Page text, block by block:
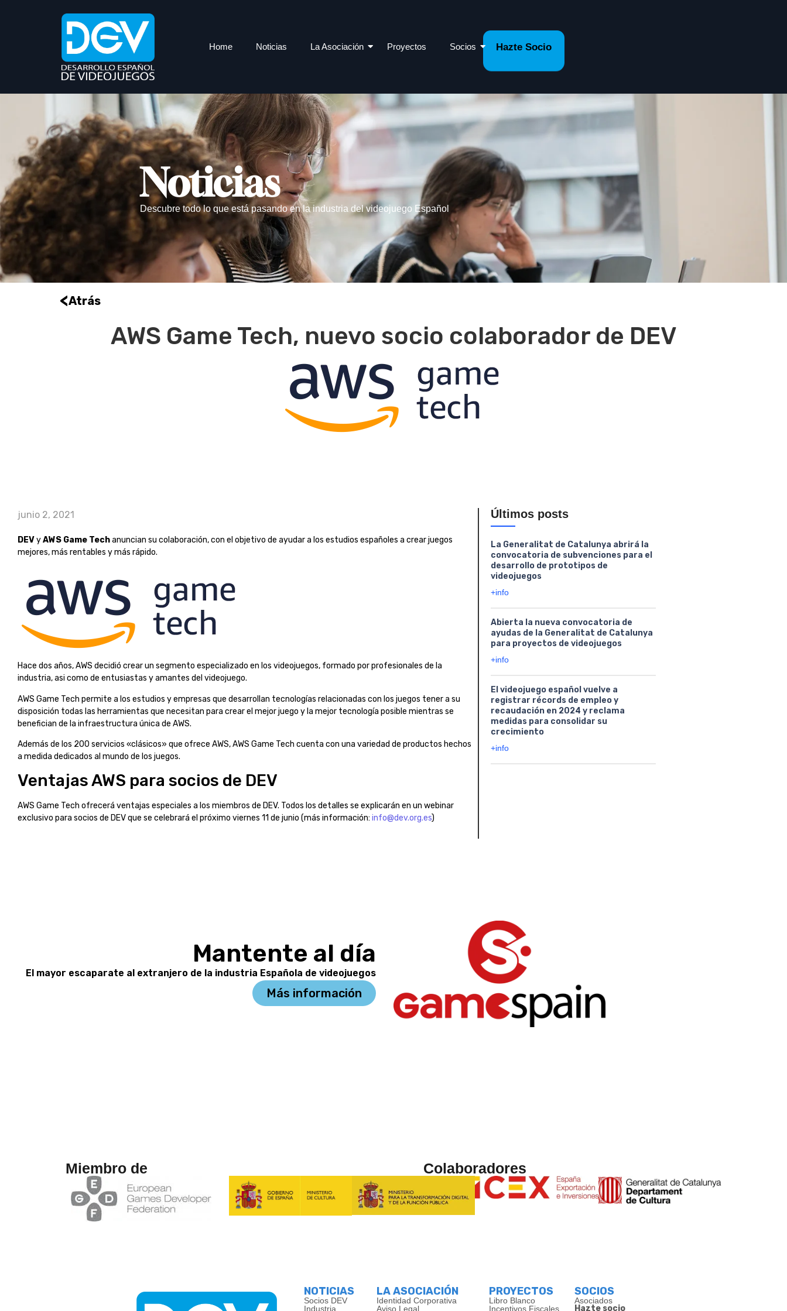
Home Noticias La Asociación Proyectos Socios Hazte Socio
Noticias
Descubre todo lo que está pasando en la industria del videojuego Español
<Atrás
AWS Game Tech, nuevo socio colaborador de DEV
junio 2, 2021
DEVyAWS Game Techanuncian su colaboración, con el objetivo de ayudar a los estudios españoles a crear juegos
mejores, más rentables y más rápido.
Hace dos años, AWS decidió crear un segmento especializado en los videojuegos, formado por profesionales de la
industria, asi como de entusiastas y amantes del videojuego.
AWS Game Tech permite a los estudios y empresas que desarrollan tecnologías relacionadas con los juegos tener a su
disposición todas las herramientas que necesitan para crear el mejor juego y la mejor tecnología posible mientras se
benefician de la infraestructura única de AWS.
Además de los 200 servicios «clásicos» que ofrece AWS, AWS Game Tech cuenta con una variedad de productos hechos
a medida dedicados al mundo de los juegos.
Ventajas AWS para socios de DEV
AWS Game Tech ofrecerá ventajas especiales a los miembros de DEV. Todos los detalles se explicarán en un webinar
exclusivo para socios de DEV que se celebrará el próximo viernes 11 de junio (más información: info@dev.org.es)
Últimos posts
La Generalitat de Catalunya abrirá la
convocatoria de subvenciones para el
desarrollo de prototipos de
videojuegos
+info
Abierta la nueva convocatoria de
ayudas de la Generalitat de Catalunya
para proyectos de videojuegos
+info
El videojuego español vuelve a
registrar récords de empleo y
recaudación en 2024 y reclama
medidas para consolidar su
crecimiento
+info
Mantente al día
El mayor escaparate al extranjero de la industria Española de videojuegos
Más información
Miembro de Colaboradores
NOTICIAS
Socios DEV
Industria
LA ASOCIACIÓN
Identidad Corporativa
Aviso Legal
PROYECTOS
Libro Blanco
Incentivos Fiscales
SOCIOS
Asociados
Hazte socio